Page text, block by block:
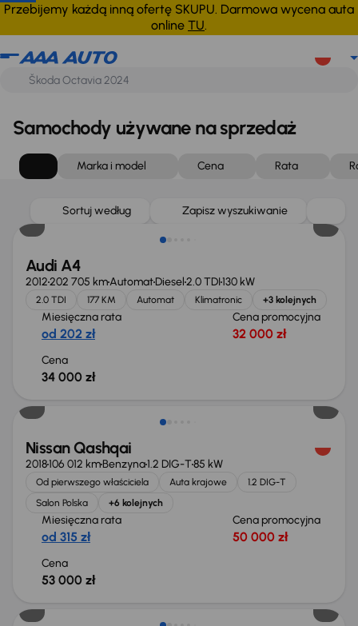
Przebijemy każdą inną ofertę SKUPU. Darmowa wycena auta
online TU.
Samochody używane na sprzedaż
Marka i model Cena Rata
Sortuj według Zapisz wyszukiwanie
Audi A4
2012202 705 kmAutomatDiesel2.0 TDI130 kW
2.0 TDI 177 KM Automat Klimatronic +3 kolejnych
Miesięczna rata
od 202 zł
Cena promocyjna
32 000 zł
Cena
34 000 zł
Nissan Qashqai
2018106 012 kmBenzyna1.2 DIG-T85 kW
Od pierwszego właściciela Auta krajowe
1.2 DIG-T
Salon Polska
+6 kolejnych
Miesięczna rata
od 315 zł
Cena promocyjna
50 000 zł
Cena
53 000 zł
Taniej o 1 000 zł